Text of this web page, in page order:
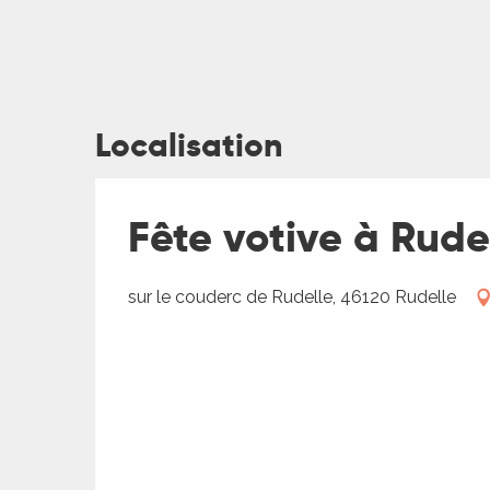
Localisation
Fête votive à
sur le couderc de Rudelle, 46120 Rudelle